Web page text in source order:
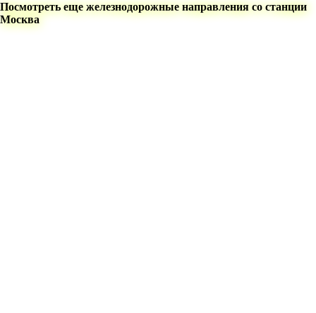
Посмотреть еще железнодорожные направления со станции
Москва